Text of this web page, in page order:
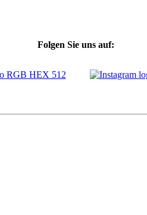
Folgen Sie uns auf: